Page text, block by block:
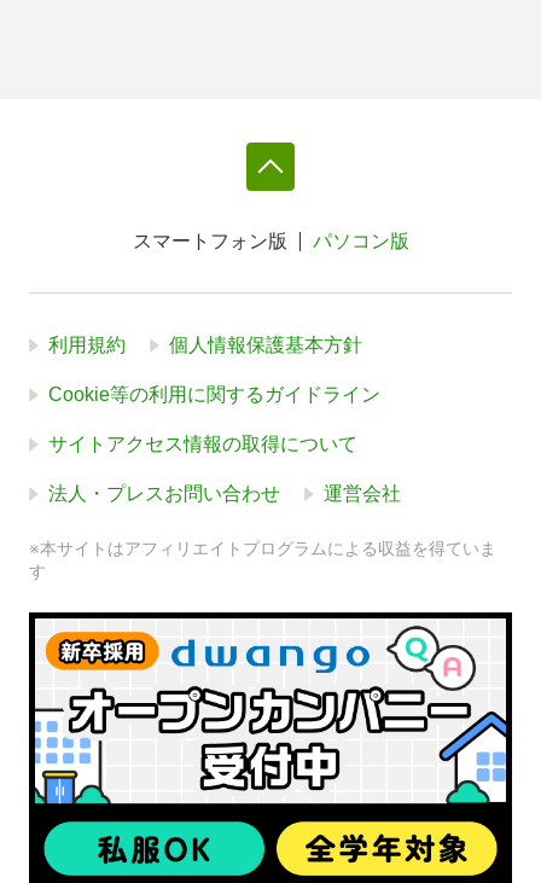
スマートフォン版 パソコン版
利用規約 個人情報保護基本方針
Cookie等の利用に関するガイドライン
サイトアクセス情報の取得について
法人・プレスお問い合わせ 運営会社
※本サイトはアフィリエイトプログラムによる収益を得ていま
す